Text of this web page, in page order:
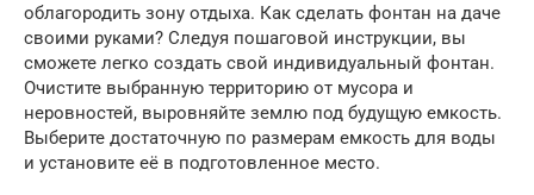
облагородить зону отдыха. Как сделать фонтан на даче
своими руками? Следуя пошаговой инструкции, вы
сможете легко создать свой индивидуальный фонтан.
Очистите выбранную территорию от мусора и
неровностей, выровняйте землю под будущую емкость.
Выберите достаточную по размерам емкость для воды
и установите её в подготовленное место.